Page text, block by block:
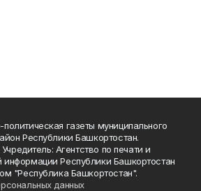
газеты муниципального
Республики Башкортостан.
Агентство по печати и
Республики Башкортостан
"Республика Башкортостан".
данных